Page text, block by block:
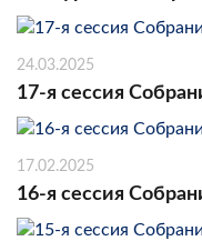
24.03.2025
17-я сессия
17.02.2025
16-я сессия